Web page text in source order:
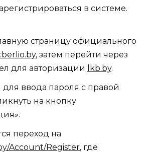
в системе.
страницу официального
, затем перейти через
для авторизации
lkb.by.
ввода пароля с правой
на кнопку
переход на
Account/Register, где